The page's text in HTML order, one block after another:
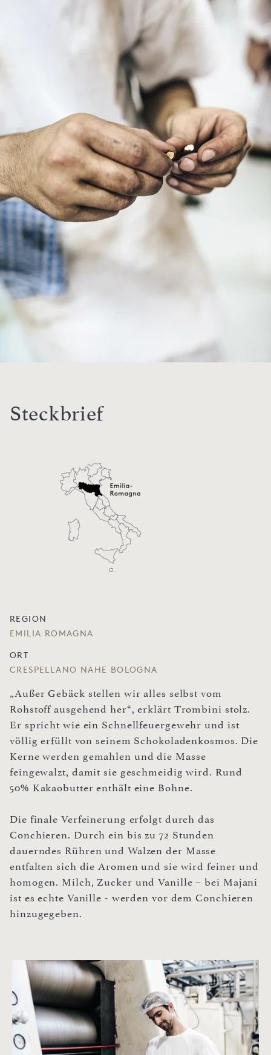
Steckbrief
REGION
EMILIA ROMAGNA
ORT
CRESPELLANO NAHE BOLOGNA
„Außer Gebäck stellen wir alles selbst vom
Rohstoff ausgehend her“, erklärt Trombini stolz.
Er spricht wie ein Schnellfeuergewehr und ist
völlig erfüllt von seinem Schokoladenkosmos. Die
Kerne werden gemahlen und die Masse
feingewalzt, damit sie geschmeidig wird. Rund
50% Kakaobutter enthält eine Bohne.
Die finale Verfeinerung erfolgt durch das
Conchieren. Durch ein bis zu 72 Stunden
dauerndes Rühren und Walzen der Masse
entfalten sich die Aromen und sie wird feiner und
homogen. Milch, Zucker und Vanille – bei Majani
ist es echte Vanille - werden vor dem Conchieren
hinzugegeben.